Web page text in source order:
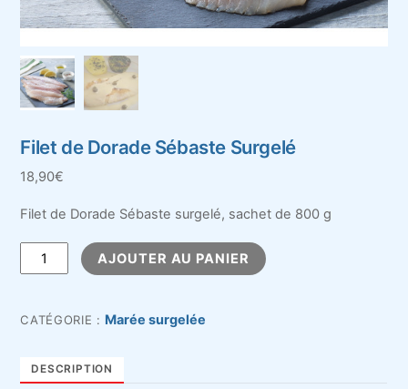
Filet de Dorade Sébaste Surgelé
18,90€
Filet de Dorade Sébaste surgelé, sachet de 800 g
quantité
de
de
Surgelé
AJOUTER AU PANIER
CATÉGORIE : Marée surgelée
DESCRIPTION